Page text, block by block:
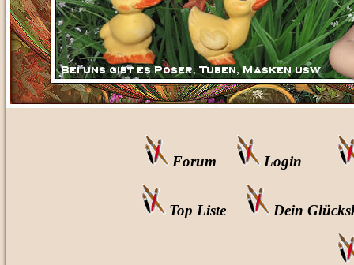
Forum Login
Top Liste Dein